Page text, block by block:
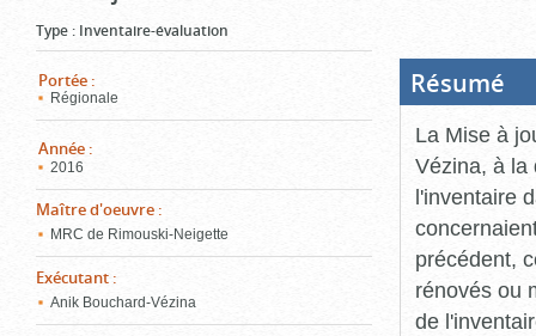
Type : Inventaire-évaluation
Portée :
Régionale
Année :
2016
Maître d'oeuvre :
MRC de Rimouski-Neigette
Exécutant :
Anik Bouchard-Vézina
Résumé
La Mise à
Vézina, à la
l'inventaire
précédent,
rénovés ou
de